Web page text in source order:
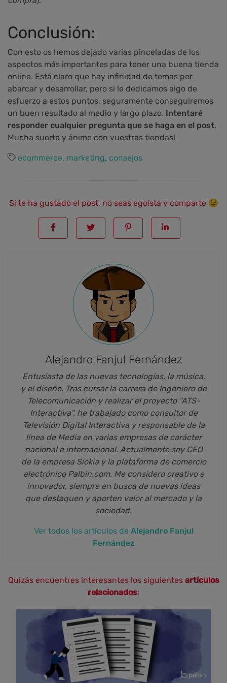
Conclusión:
Con esto os hemos dejado varias pinceladas de los
aspectos más importantes para tener una buena tienda
online. Está claro que hay infinidad de temas por
abarcar y desarrollar, pero si le dedicamos algo de
esfuerzo a estos puntos, seguramente conseguiremos
un buen resultado al medio y largo plazo. Intentaré
responder cualquier pregunta que se haga en el post.
Mucha suerte y ánimo con vuestras tiendas!
ecommerce, marketing, consejos
Si te ha gustado el post, no seas egoísta y comparte 😉
Alejandro Fanjul Fernández
Entusiasta de las nuevas tecnologías, la música,
y el diseño. Tras cursar la carrera de Ingeniero de
Telecomunicación y realizar el proyecto "ATS-
Interactiva", he trabajado como consultor de
Televisión Digital Interactiva y responsable de la
línea de Media en varias empresas de carácter
nacional e internacional. Actualmente soy CEO
de la empresa Siokia y la plataforma de comercio
electrónico Palbin.com. Me considero creativo e
innovador, siempre en busca de nuevas ideas
que destaquen y aporten valor al mercado y la
sociedad.
Ver todos los artículos de Alejandro Fanjul
Fernández
Quizás encuentres interesantes los siguientes artículos
relacionados: